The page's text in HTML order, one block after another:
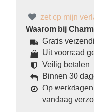
zet op mijn
Waarom bij
Gratis
Uit voorraad
Veilig betalen
Binnen 30
Op
vandaag